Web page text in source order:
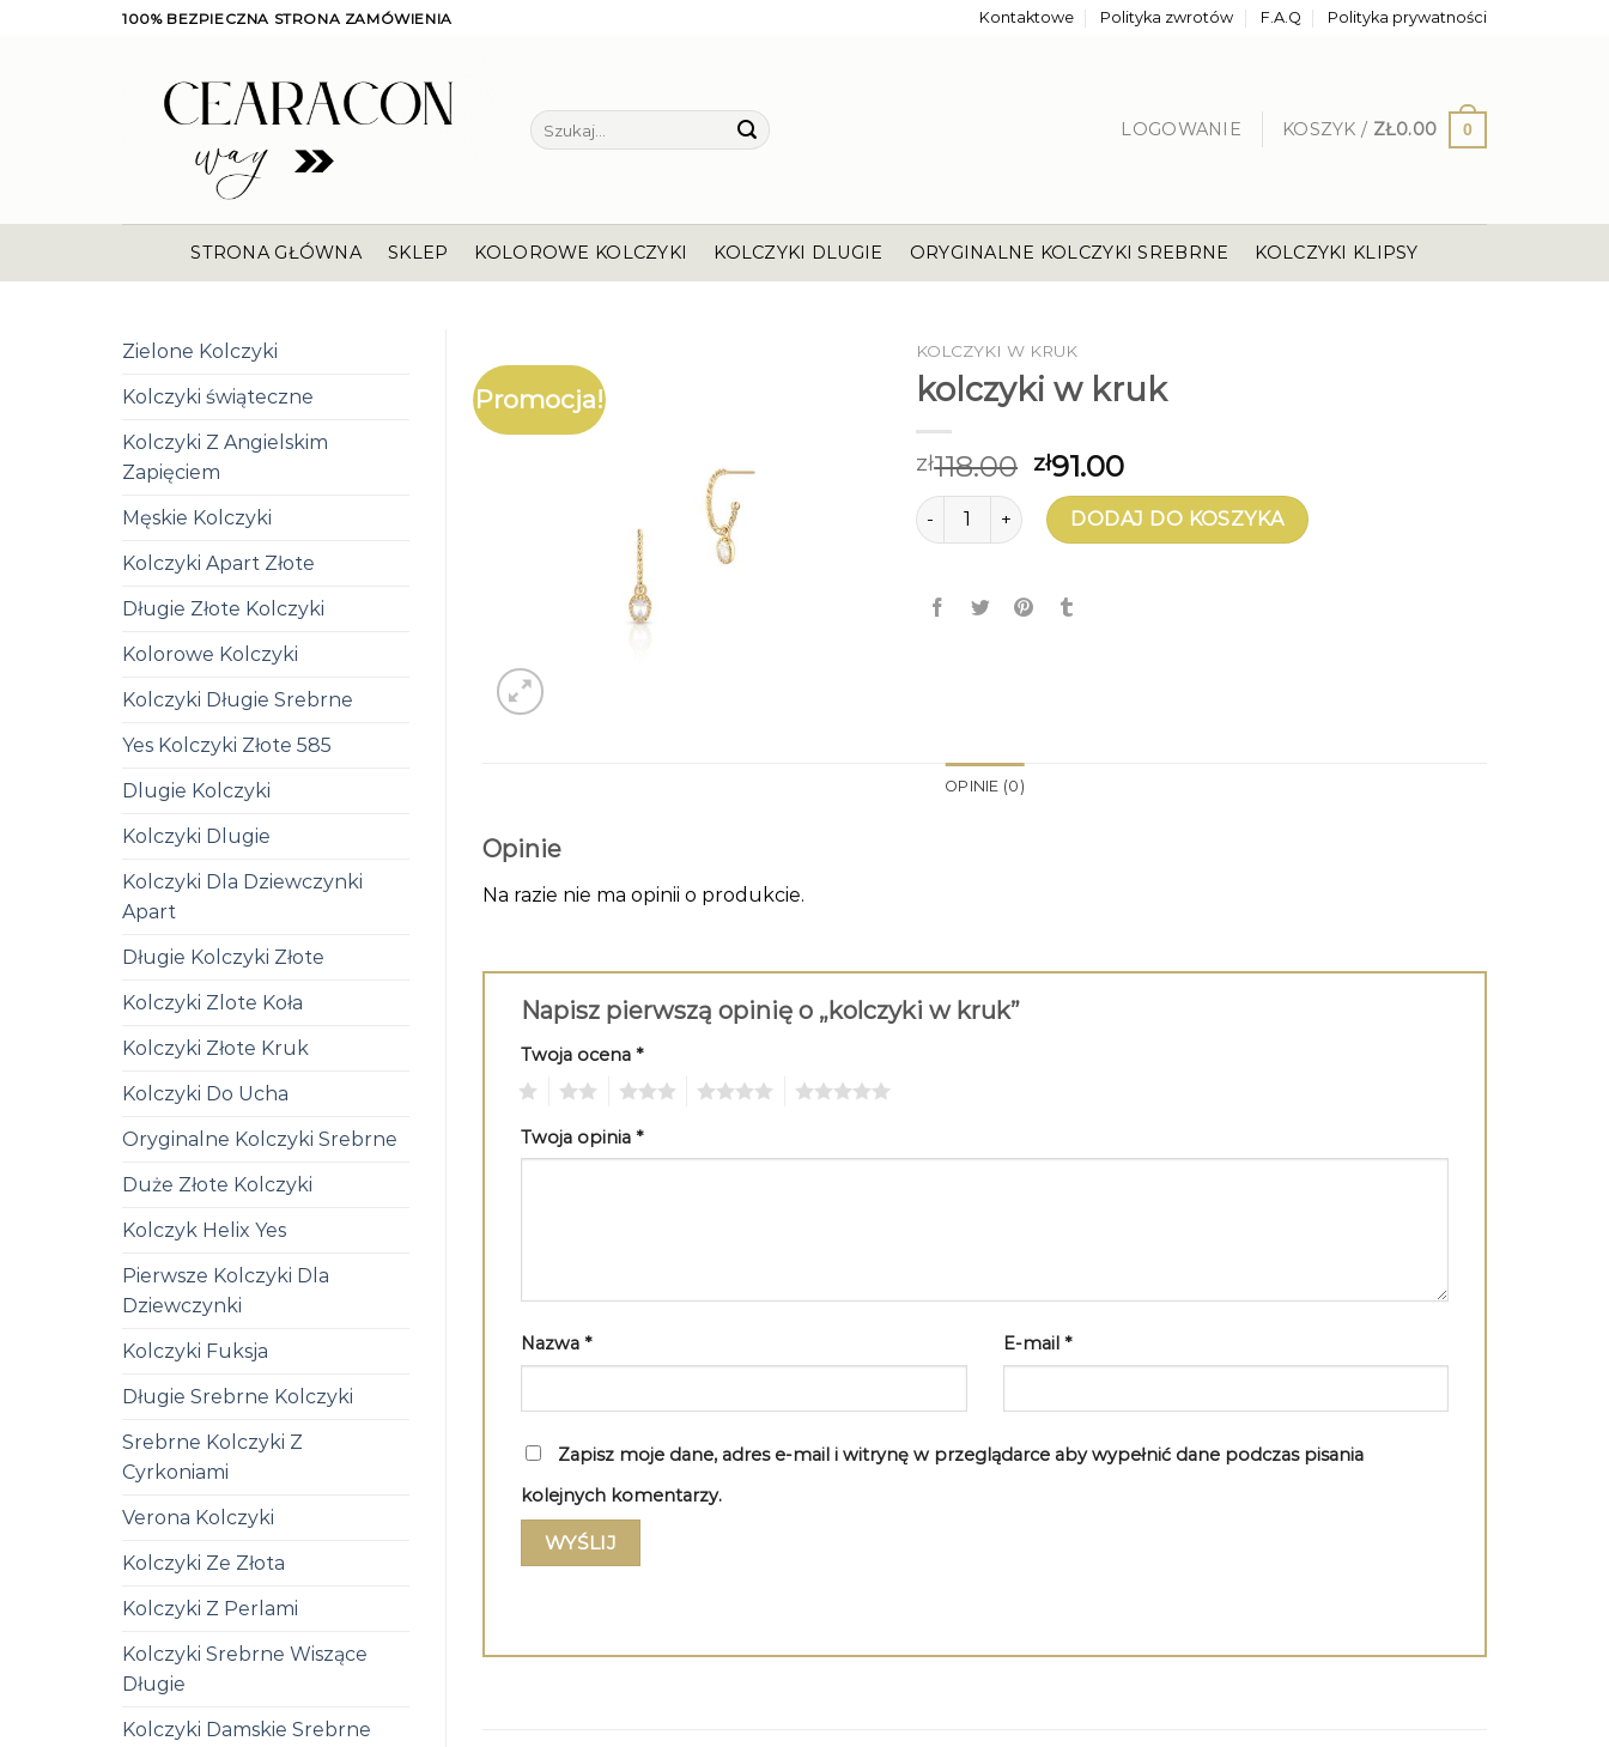
100% BEZPIECZNA STRONA ZAMÓWIENIA Kontaktowe Polityka zwrotów F.A.Q Polityka prywatności
Szukaj: LOGOWANIE KOSZYK / ZŁ0.00 0
STRONA GŁÓWNA SKLEP KOLOROWE KOLCZYKI KOLCZYKI DLUGIE ORYGINALNE KOLCZYKI SREBRNE KOLCZYKI KLIPSY
Zielone Kolczyki
Kolczyki świąteczne
Kolczyki Z Angielskim
Zapięciem
Męskie Kolczyki
Kolczyki Apart Złote
Długie Złote Kolczyki
Kolorowe Kolczyki
Kolczyki Długie Srebrne
Yes Kolczyki Złote 585
Dlugie Kolczyki
Kolczyki Dlugie
Kolczyki Dla Dziewczynki
Apart
Długie Kolczyki Złote
Kolczyki Zlote Koła
Kolczyki Złote Kruk
Kolczyki Do Ucha
Oryginalne Kolczyki Srebrne
Duże Złote Kolczyki
Kolczyk Helix Yes
Pierwsze Kolczyki Dla
Dziewczynki
Kolczyki Fuksja
Długie Srebrne Kolczyki
Srebrne Kolczyki Z
Cyrkoniami
Verona Kolczyki
Kolczyki Ze Złota
Kolczyki Z Perlami
Kolczyki Srebrne Wiszące
Długie
Kolczyki Damskie Srebrne
Promocja!
KOLCZYKI W KRUK
kolczyki w kruk
zł118.00 zł91.00
ilość kolczyki w krukDODAJ DO KOSZYKA
OPINIE (0)
Opinie
Na razie nie ma opinii o produkcie.
Napisz pierwszą opinię o „kolczyki w kruk”
Twoja ocena *
Twoja opinia *
Nazwa * E-mail *
Zapisz moje dane, adres e-mail i witrynę w przeglądarce aby wypełnić dane podczas pisania
kolejnych komentarzy.